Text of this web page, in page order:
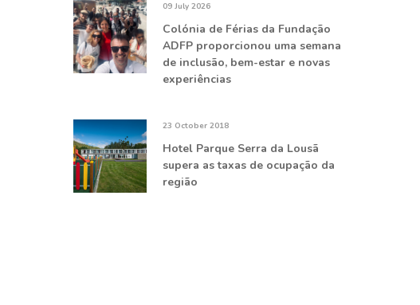
09 July 2026
Colónia de Férias da Fundação
ADFP proporcionou uma semana
de inclusão, bem-estar e novas
experiências
23 October 2018
Hotel Parque Serra da Lousã
supera as taxas de ocupação da
região